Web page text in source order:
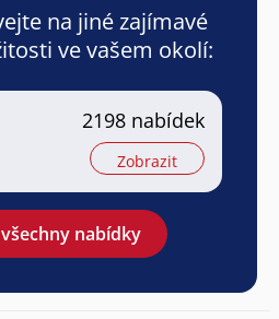
na jiné zajímavé
ve vašem okolí:
2198 nabídek
Zobrazit
nabídky